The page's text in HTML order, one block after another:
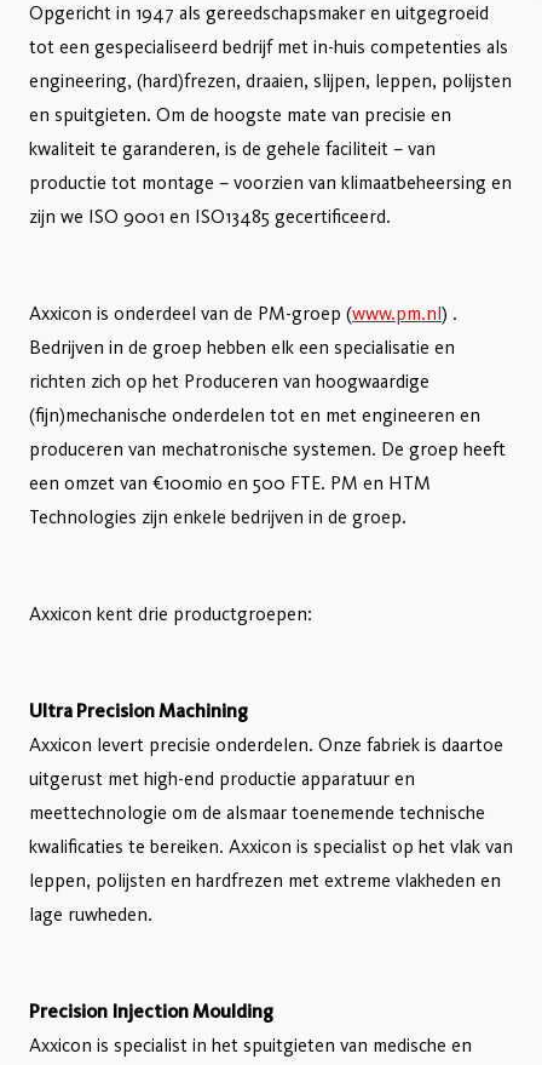
Opgericht in 1947 als gereedschapsmaker en uitgegroeid
tot een gespecialiseerd bedrijf met in-huis competenties als
engineering, (hard)frezen, draaien, slijpen, leppen, polijsten
en spuitgieten. Om de hoogste mate van precisie en
kwaliteit te garanderen, is de gehele faciliteit – van
productie tot montage – voorzien van klimaatbeheersing en
zijn we ISO 9001 en ISO13485 gecertificeerd.
Axxicon is onderdeel van de PM-groep (www.pm.nl) .
Bedrijven in de groep hebben elk een specialisatie en
richten zich op het Produceren van hoogwaardige
(fijn)mechanische onderdelen tot en met engineeren en
produceren van mechatronische systemen. De groep heeft
een omzet van €100mio en 500 FTE. PM en HTM
Technologies zijn enkele bedrijven in de groep.
Axxicon kent drie productgroepen:
Ultra Precision Machining
Axxicon levert precisie onderdelen. Onze fabriek is daartoe
uitgerust met high-end productie apparatuur en
meettechnologie om de alsmaar toenemende technische
kwalificaties te bereiken. Axxicon is specialist op het vlak van
leppen, polijsten en hardfrezen met extreme vlakheden en
lage ruwheden.
Precision Injection Moulding
Axxicon is specialist in het spuitgieten van medische en